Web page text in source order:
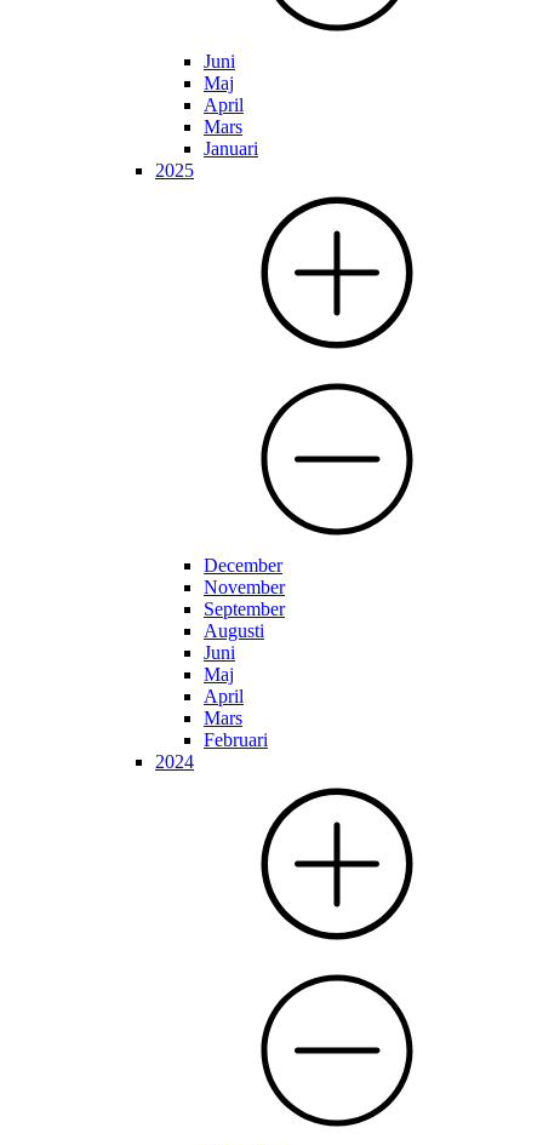
Juni
Maj
April
Mars
Januari
2025
December
November
September
Augusti
Juni
Maj
April
Mars
Februari
2024